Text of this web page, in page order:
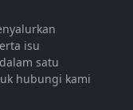
isu
satu
hubungi kami